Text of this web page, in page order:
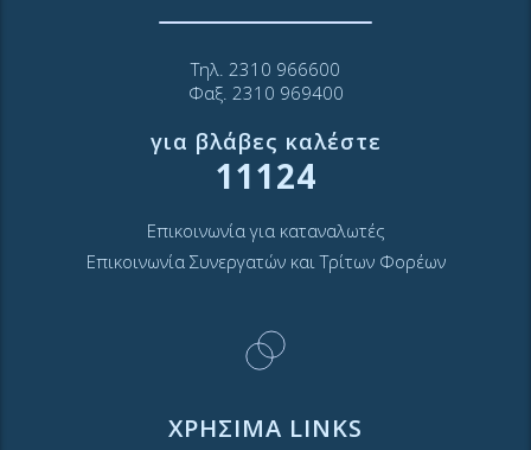
Τηλ. 2310 966600
Φαξ. 2310 969400
για βλάβες καλέστε
11124
Επικοινωνία για καταναλωτές
Επικοινωνία Συνεργατών και Τρίτων Φορέων
ΧΡΗΣΙΜΑ LINKS